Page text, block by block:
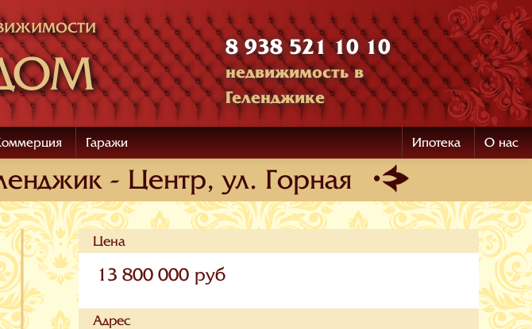
8 938 521 10 10
недвижимость в
Геленджике
Гаражи О нас
Ипотека
- Центр, ул. Горная
Цена
13 800 000 руб
Адрес